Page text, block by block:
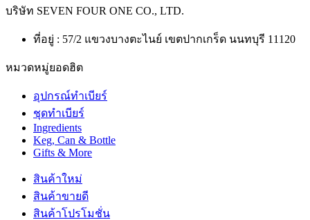
บริษัท SEVEN FOUR ONE CO., LTD.
ที่อยู่ : 57/2 แขวงบางตะไนย์ เขตปากเกร็ด นนทบุรี 11120
หมวดหมู่ยอดฮิต
อุปกรณ์ทำเบียร์
ชุดทำเบียร์
Ingredients
Keg, Can & Bottle
Gifts & More
สินค้าใหม่
สินค้าขายดี
สินค้าโปรโมชั่น